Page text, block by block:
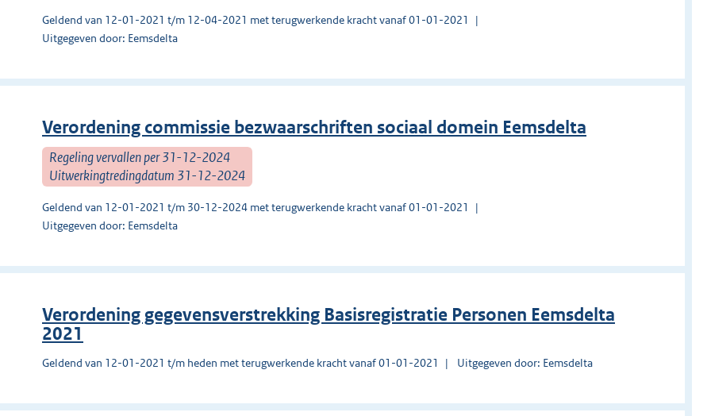
Geldend van 12-01-2021 t/m 12-04-2021 met terugwerkende kracht vanaf 01-01-2021
Uitgegeven door: Eemsdelta
Verordening commissie bezwaarschriften sociaal domein Eemsdelta
Regeling vervallen per 31-12-2024
Uitwerkingtredingdatum 31-12-2024
Geldend van 12-01-2021 t/m 30-12-2024 met terugwerkende kracht vanaf 01-01-2021
Uitgegeven door: Eemsdelta
Verordening gegevensverstrekking Basisregistratie Personen Eemsdelta
2021
Geldend van 12-01-2021 t/m heden met terugwerkende kracht vanaf 01-01-2021 Uitgegeven door: Eemsdelta